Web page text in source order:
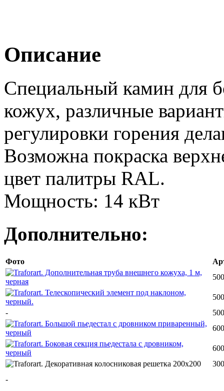
Описание
Специальный камин для
кожух, различные
регулировки горения
Возможна покраска
цвет палитры RAL.
Мощность: 14 кВт
Дополнительно:
Фото
-
-